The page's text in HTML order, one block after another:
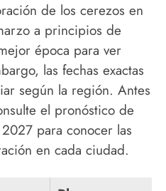
de los cerezos en
a principios de
época para ver
las fechas exactas
según la región. Antes
el pronóstico de
para conocer las
en cada ciudad.